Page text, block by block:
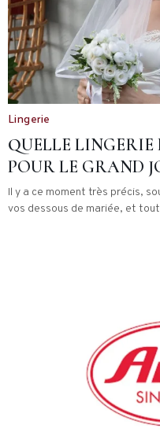
Lingerie
QUELLE
POUR LE GRAND
Il y a ce moment très précis,
vos dessous de mariée, et